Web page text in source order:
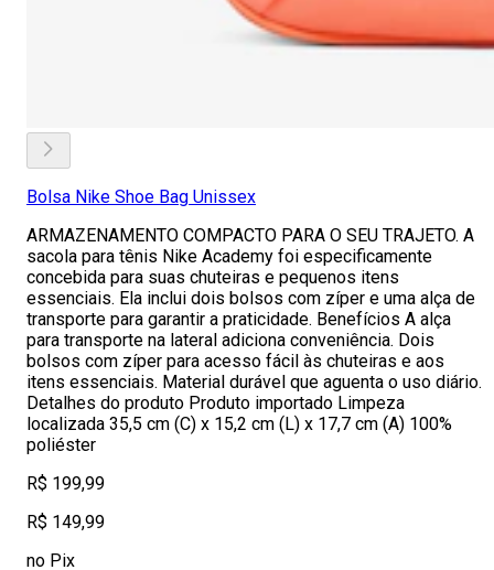
Bolsa Nike Shoe Bag Unissex
ARMAZENAMENTO COMPACTO PARA O SEU TRAJETO. A
sacola para tênis Nike Academy foi especificamente
concebida para suas chuteiras e pequenos itens
essenciais. Ela inclui dois bolsos com zíper e uma alça de
transporte para garantir a praticidade. Benefícios A alça
para transporte na lateral adiciona conveniência. Dois
bolsos com zíper para acesso fácil às chuteiras e aos
itens essenciais. Material durável que aguenta o uso diário.
Detalhes do produto Produto importado Limpeza
localizada 35,5 cm (C) x 15,2 cm (L) x 17,7 cm (A) 100%
poliéster
R$ 199,99
R$ 149,99
no Pix